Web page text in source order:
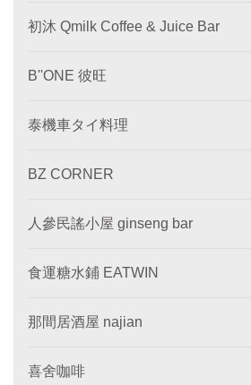
初沐 Qmilk Coffee & Juice Bar
B''ONE 彼旺
泰機車タイ料理
BZ CORNER
人參民謠小屋 ginseng bar
食運糖水鋪 EATWIN
那間居酒屋 najian
喜舍咖啡